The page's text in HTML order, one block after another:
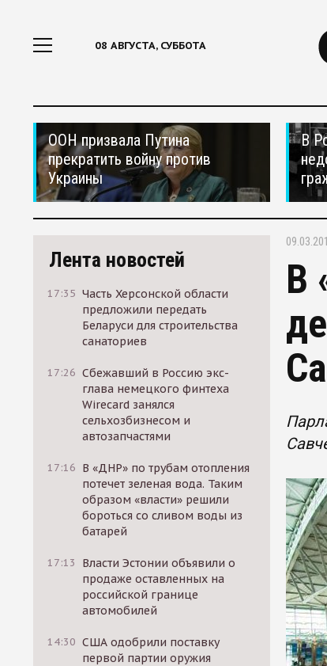
08 АВГУСТА, СУББОТА
ООН призвала Путина
прекратить войну против
Украины
В
Лента новостей
17:35 Часть Херсонской области
предложили передать
Беларуси для строительства
санаториев
17:26 Сбежавший в Россию экс-
глава немецкого финтеха
Wirecard занялся
сельхозбизнесом и
автозапчастями
17:16 В «ДНР» по трубам отопления
потечет зеленая вода. Таким
образом «власти» решили
бороться со сливом воды из
батарей
17:13
Власти Эстонии объявили о
продаже оставленных на
российской границе
автомобилей
14:30 США одобрили поставку
первой партии оружия
В